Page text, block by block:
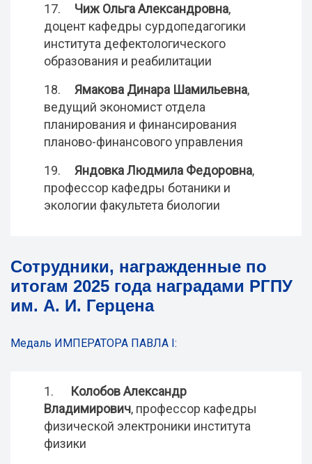
17. Чиж Ольга Александровна,
доцент кафедры сурдопедагогики
института дефектологического
образования и реабилитации
18. Ямакова Динара Шамильевна,
ведущий экономист отдела
планирования и финансирования
планово-финансового управления
19. Яндовка Людмила Федоровна,
профессор кафедры ботаники и
экологии факультета биологии
Сотрудники, награжденные по
итогам 2025 года наградами РГПУ
им. А. И. Герцена
Медаль ИМПЕРАТОРА ПАВЛА I:
1. Колобов Александр
Владимирович, профессор кафедры
физической электроники института
физики